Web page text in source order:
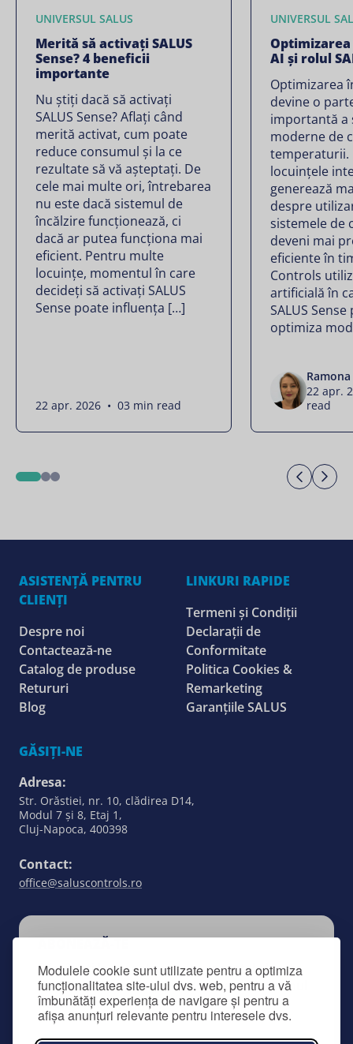
Modulele cookie sunt utilizate pentru a optimiza
funcționalitatea site-ului dvs. web, pentru a vă
îmbunătăți experiența de navigare și pentru a
afișa anunțuri relevante pentru interesele dvs.
UNIVERSUL SALUS
Merită să activați SALUS
Sense? 4 beneficii
importante
Nu știți dacă să activați
SALUS Sense? Aflați când
merită activat, cum poate
reduce consumul și la ce
rezultate să vă așteptați. De
cele mai multe ori, întrebarea
nu este dacă sistemul de
încălzire funcționează, ci
dacă ar putea funcționa mai
eficient. Pentru multe
locuințe, momentul în care
decideți să activați SALUS
Sense poate influența […]
22 apr. 2026 • 03 min read
UNIVERSUL
AI și rolul
Optimizarea
devine o
importantă a
moderne de
temperaturii.
locuințele
generează
despre
sistemele de
deveni mai
eficiente în
Controls
artificială în
SALUS
optimiza
22 apr.
read
12
ASISTENȚĂ PENTRU
CLIENȚI
Despre noi
Contactează-ne
Catalog de produse
Retururi
Blog
LINKURI RAPIDE
Termeni și Condiții
Declarații de
Conformitate
Politica Cookies &
Remarketing
Garanțiile SALUS
GĂSIȚI-NE
Adresa:
Str. Orăstiei, nr. 10, clădirea D14,
Modul 7 și 8, Etaj 1,
Cluj-Napoca, 400398
Contact:
office@saluscontrols.ro
Rămâneți la curent cu toate aspectele legate
de SALUS Controls prin înscrierea la buletinul
nostru informativ.